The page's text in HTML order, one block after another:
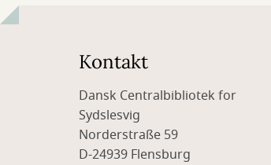
Kontakt
Dansk Centralbibliotek for
Sydslesvig
Norderstraße 59
D-24939 Flensburg